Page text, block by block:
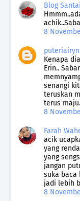
Blog Santai
8
puteriairyn
Kenapa
Erin..
senangi
teruskan
terus
8
Farah
acik
yang
yang
jangan
suka baca
jadi lebih
8